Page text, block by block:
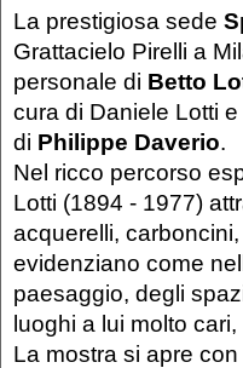
La prestigiosa sede
Grattacielo Pirelli a
personale di Betto
cura di Daniele Lotti
di Philippe Daverio.
Nel ricco percorso
Lotti (1894 - 1977)
acquerelli,
evidenziano come
paesaggio, degli
luoghi a lui molto cari,
La mostra si apre